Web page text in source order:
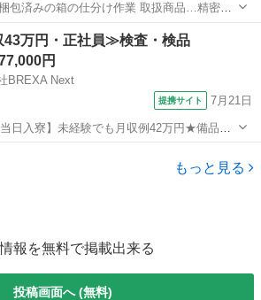
包済みの箱の仕分け作業 取扱商品…精密機
務時間…8:00～17:15 年齢層 …18～40代の
仕分け 番号
万円・正社員≫検査・検品
円
BREXA Next
提携サイト 7月21日
日入寮】未経験でも月収例42万円★備品付
担◎昇給・業績賞与あり！組立や塗装など
もっと見る
報を無料で掲載出来る
投稿画面へ (無料)